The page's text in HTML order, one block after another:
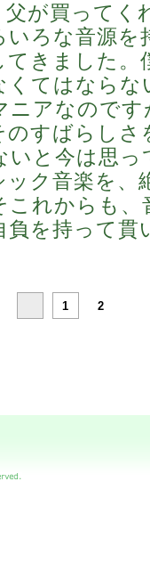
が買ってく
いろな音源を
てきました。
くてはならな
ニアなのです
のすばらしさ
いと今は思っ
ク音楽を、
これからも、
負を持って貫
1 2